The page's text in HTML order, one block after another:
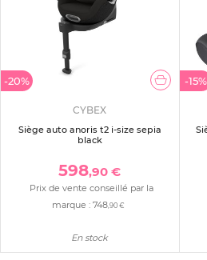
-20%
CYBEX
Siège auto anoris t2 i-size sepia
black
598,90 €
Prix de vente conseillé par la
marque : 748,90 €
En stock
-15%